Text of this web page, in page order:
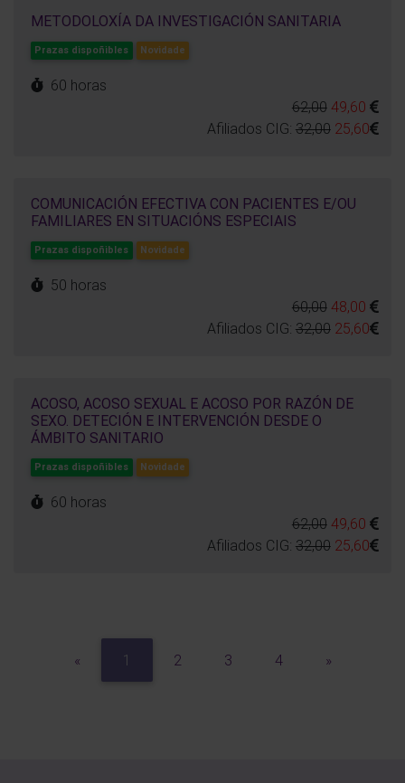
METODOLOXÍA DA INVESTIGACIÓN SANITARIA
Prazas dispoñibles Novidade
60 horas
62,00 49,60
Afiliados CIG: 32,00 25,60
COMUNICACIÓN EFECTIVA CON PACIENTES E/OU
FAMILIARES EN SITUACIÓNS ESPECIAIS
Prazas dispoñibles Novidade
50 horas
60,00 48,00
Afiliados CIG: 32,00 25,60
ACOSO, ACOSO SEXUAL E ACOSO POR RAZÓN DE
SEXO. DETECIÓN E INTERVENCIÓN DESDE O
ÁMBITO SANITARIO
Prazas dispoñibles Novidade
60 horas
62,00 49,60
Afiliados CIG: 32,00 25,60
«Previous1 2 3 4 »Next